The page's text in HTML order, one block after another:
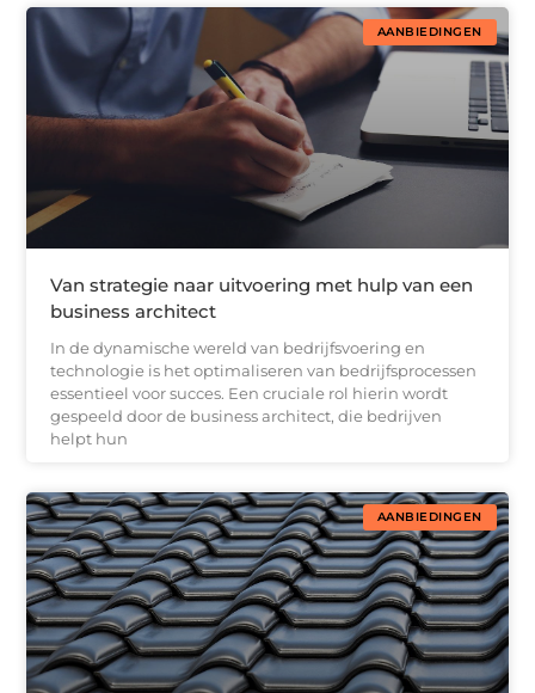
AANBIEDINGEN
Van strategie naar uitvoering met hulp van een
business architect
In de dynamische wereld van bedrijfsvoering en
technologie is het optimaliseren van bedrijfsprocessen
essentieel voor succes. Een cruciale rol hierin wordt
gespeeld door de business architect, die bedrijven
helpt hun
AANBIEDINGEN